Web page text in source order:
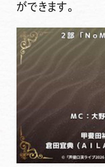
ができます。